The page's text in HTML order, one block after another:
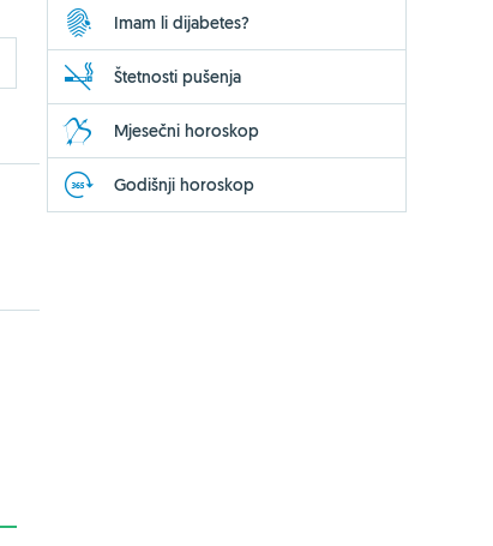
Imam li dijabetes?
Štetnosti pušenja
Mjesečni horoskop
Godišnji horoskop